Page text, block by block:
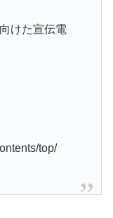
けた宣伝電
top/